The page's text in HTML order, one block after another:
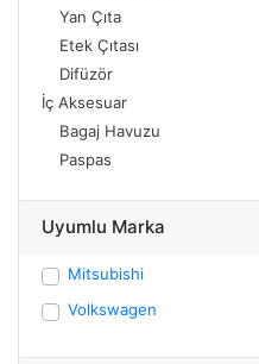
Yan Çıta
Etek Çıtası
Difüzör
İç Aksesuar
Bagaj Havuzu
Paspas
Uyumlu Marka
Mitsubishi
Volkswagen